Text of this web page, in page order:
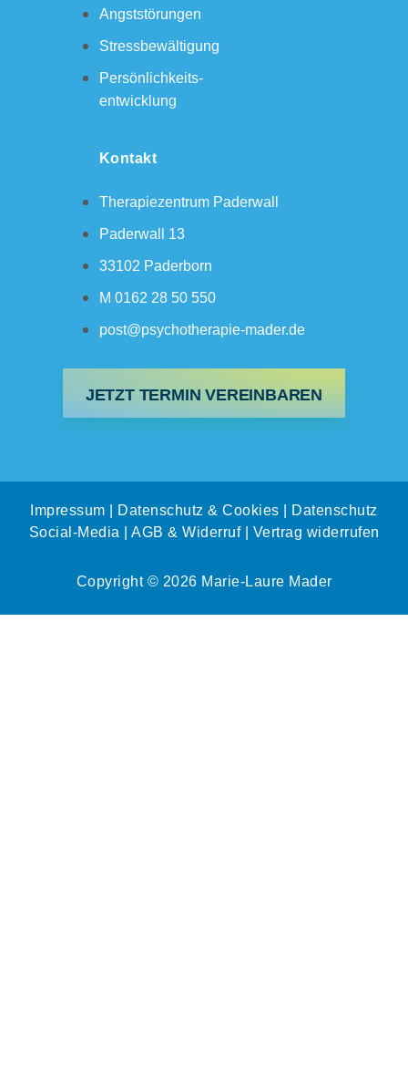
Angststörungen
Stressbewältigung
Persönlichkeits-
entwicklung
Kontakt
Therapiezentrum Paderwall
Paderwall 13
33102 Paderborn
M 0162 28 50 550
post@psychotherapie-mader.de
JETZT TERMIN VEREINBAREN
Impressum Datenschutz & Cookies
Datenschutz
Social-Media | AGB & Widerruf| Vertrag widerrufen
Copyright © 2026 Marie-Laure Mader